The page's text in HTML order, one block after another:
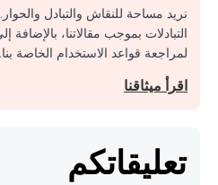
نريد مساحة للنقاش والتبادل
التبادلات بموجب مقالاتنا،
لمراجعة قواعد الاستخدام الخاصة بنا.
اقرأ ميثاقنا
تعليقاتكم